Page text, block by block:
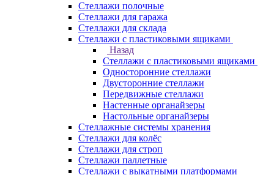
Стеллажи полочные
Стеллажи для гаража
Стеллажи для склада
Стеллажи с пластиковыми ящиками
Назад
Стеллажи с пластиковыми ящиками
Односторонние стеллажи
Двусторонние стеллажи
Передвижные стеллажи
Настенные органайзеры
Настольные органайзеры
Стеллажные системы хранения
Стеллажи для колёс
Стеллажи для строп
Стеллажи паллетные
Стеллажи с выкатными платформами